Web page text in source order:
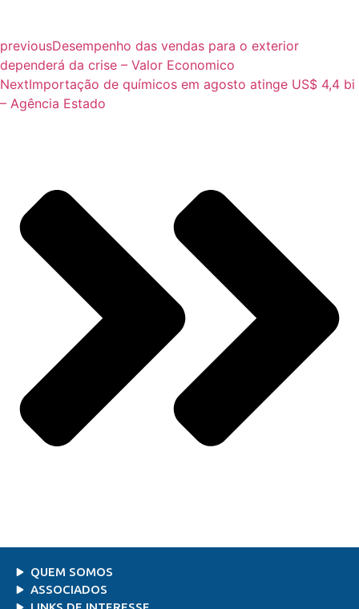
previousDesempenho das vendas para o exterior
dependerá da crise – Valor Economico
NextImportação de químicos em agosto atinge US$ 4,4 bi
– Agência Estado
QUEM SOMOS
ASSOCIADOS